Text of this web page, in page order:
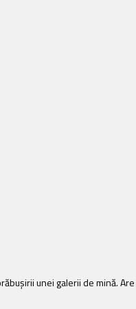
unei galerii de mină. Are